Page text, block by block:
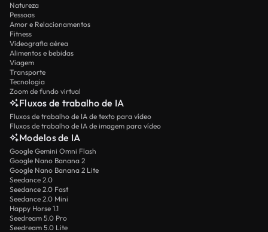
Natureza
Pessoas
Amor e Relacionamentos
Fitness
Videografia aérea
Alimentos e bebidas
Viagem
Transporte
Tecnologia
Zoom de fundo virtual
Fluxos de trabalho de IA
Fluxos de trabalho de IA de texto para vídeo
Fluxos de trabalho de IA de imagem para vídeo
Modelos de IA
Google Gemini Omni Flash
Google Nano Banana 2
Google Nano Banana 2 Lite
Seedance 2.0
Seedance 2.0 Fast
Seedance 2.0 Mini
Happy Horse 1.1
Seedream 5.0 Pro
Seedream 5.0 Lite